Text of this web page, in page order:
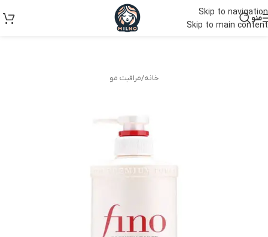
Skip to navigation
Skip to main content
منو
خانه/مراقبت مو